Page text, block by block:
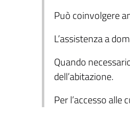
Può coinvolgere
L’assistenza a
Quando
dell’abitazione.
Per l’accesso